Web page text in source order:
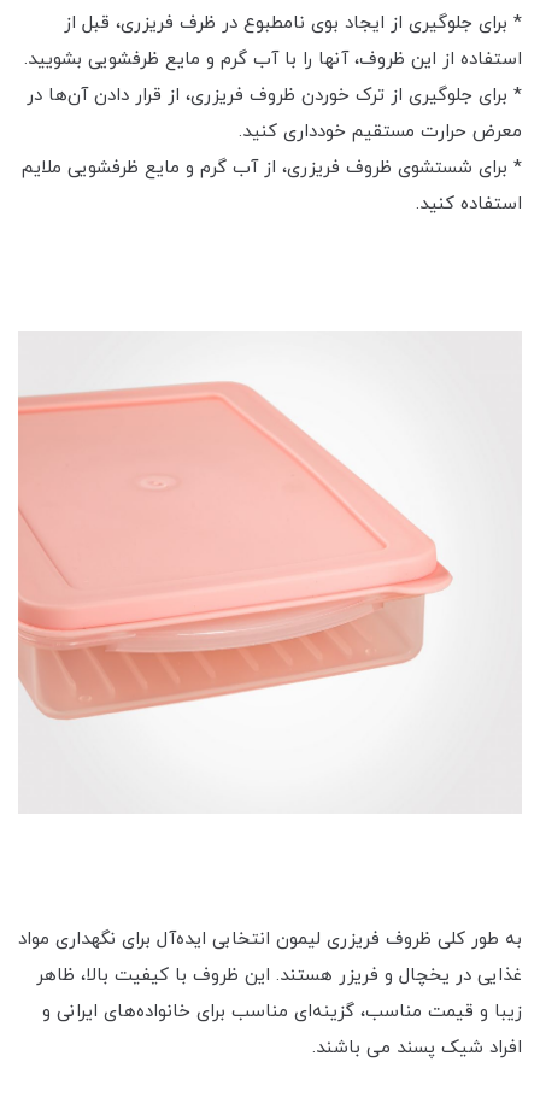
* برای جلوگیری از ایجاد بوی نامطبوع در ظرف فریزری، قبل از
استفاده از این ظروف، آنها را با آب گرم و مایع ظرفشویی بشویید.
* برای جلوگیری از ترک خوردن ظروف فریزری، از قرار دادن آن‌ها در
معرض حرارت مستقیم خودداری کنید.
* برای شستشوی ظروف فریزری، از آب گرم و مایع ظرفشویی ملایم
استفاده کنید.
به طور کلی ظروف فریزری لیمون انتخابی ایده‌آل برای نگهداری مواد
غذایی در یخچال و فریزر هستند. این ظروف با کیفیت بالا، ظاهر
زیبا و قیمت مناسب، گزینه‌ای مناسب برای خانواده‌های ایرانی و
افراد شیک پسند می باشند.